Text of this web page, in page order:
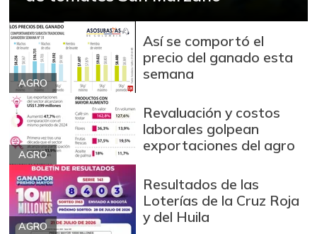
AGRO
Así se comportó el
precio del ganado esta
semana
AGRO
Revaluación y costos
laborales golpean
exportaciones del agro
AGRO
Resultados de las
Loterías de la Cruz Roja
y del Huila